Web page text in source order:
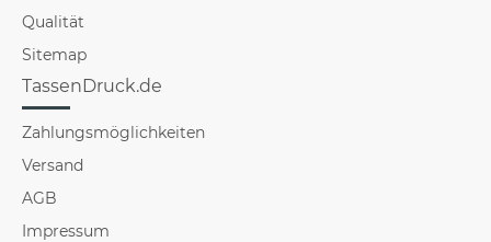
Qualität
Sitemap
TassenDruck.de
Zahlungsmöglichkeiten
Versand
AGB
Impressum